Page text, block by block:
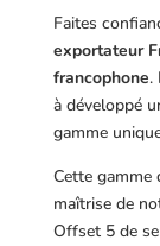
Faites
exportateur
francophone.
à développé
gamme
Cette gamme
maîtrise de
Offset 5 de